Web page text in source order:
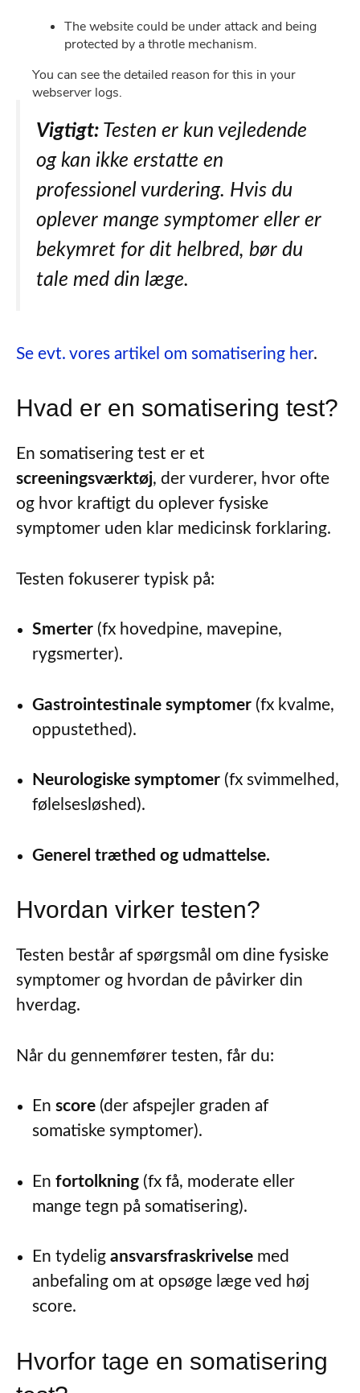
Vigtigt: Testen er kun vejledende
og kan ikke erstatte en
professionel vurdering. Hvis du
oplever mange symptomer eller er
bekymret for dit helbred, bør du
tale med din læge.
Se evt. vores artikel om somatisering her.
Hvad er en somatisering test?
En somatisering test er et
screeningsværktøj, der vurderer, hvor ofte
og hvor kraftigt du oplever fysiske
symptomer uden klar medicinsk forklaring.
Testen fokuserer typisk på:
Smerter (fx hovedpine, mavepine,
rygsmerter).
Gastrointestinale symptomer (fx kvalme,
oppustethed).
Neurologiske symptomer (fx svimmelhed,
følelsesløshed).
Generel træthed og udmattelse.
Hvordan virker testen?
Testen består af spørgsmål om dine fysiske
symptomer og hvordan de påvirker din
hverdag.
Når du gennemfører testen, får du:
En score (der afspejler graden af
somatiske symptomer).
En fortolkning (fx få, moderate eller
mange tegn på somatisering).
En tydelig ansvarsfraskrivelse med
anbefaling om at opsøge læge ved høj
score.
Hvorfor tage en somatisering